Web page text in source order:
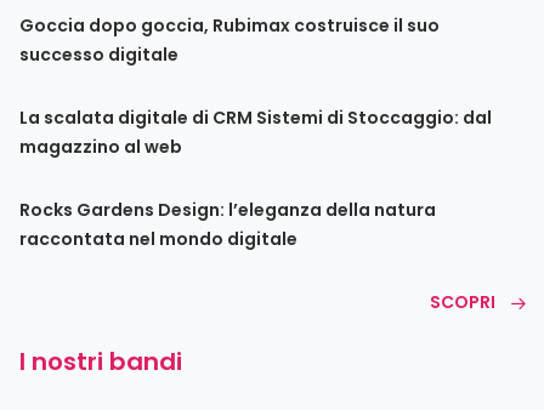
Goccia dopo goccia, Rubimax costruisce il suo
successo digitale
La scalata digitale di CRM Sistemi di Stoccaggio: dal
magazzino al web
Rocks Gardens Design: l’eleganza della natura
raccontata nel mondo digitale
SCOPRI
I nostri bandi